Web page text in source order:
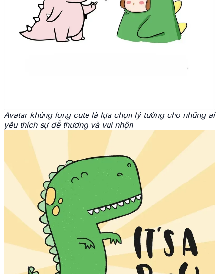
Avatar khủng long cute là lựa chọn lý tưởng cho những ai
yêu thích sự dễ thương và vui nhộn